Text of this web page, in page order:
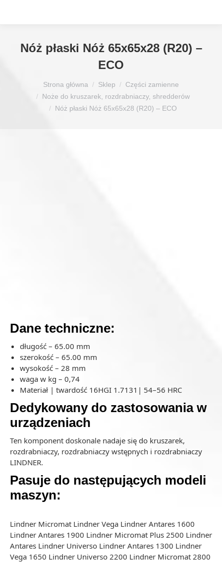
Nóż płaski Nóż 65x65x28 (R20) –
ECO
Strona główna Sklep
Części zamienne
Noże do kruszarek, rozdrabniaczy, shredderów
Nóż płaski Nóż 65x65x28 (R20) – ECO
Dane techniczne:
długość – 65.00 mm
szerokość – 65.00 mm
wysokość – 28 mm
waga w kg – 0,74
Materiał | twardość 16HGI 1.7131| 54–56 HRC
Dedykowany do zastosowania w
urządzeniach
Ten komponent doskonale nadaje się do kruszarek,
rozdrabniaczy, rozdrabniaczy wstępnych i rozdrabniaczy
LINDNER.
Pasuje do następujących modeli
maszyn:
Lindner Micromat Lindner Vega Lindner Antares 1600
Lindner Antares 1900 Lindner Micromat Plus 2500 Lindner
Antares Lindner Universo Lindner Antares 1300 Lindner
Vega 1650 Lindner Universo 2200 Lindner Micromat 2800